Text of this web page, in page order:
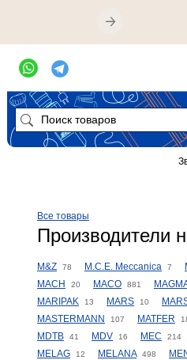
Все товары
Производители
M&Z 78 M.C.E. Meccanica 7
MACH
20 MACO 881
MARIPAK
13 MARS 10
MASTERMANN
107 MATFER
MDTB 41 MDV 16 MEC 214
MELAG 12 MELANA 498